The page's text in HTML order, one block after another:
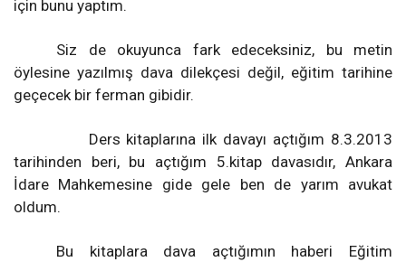
için bunu yaptım.
Siz de okuyunca fark edeceksiniz, bu metin
öylesine yazılmış dava dilekçesi değil, eğitim tarihine
geçecek bir ferman gibidir.
Ders kitaplarına ilk davayı açtığım 8.3.2013
tarihinden beri, bu açtığım 5.kitap davasıdır, Ankara
İdare Mahkemesine gide gele ben de yarım avukat
oldum.
Bu kitaplara dava açtığımın haberi Eğitim